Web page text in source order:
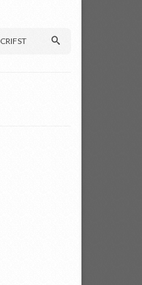
CRIFST